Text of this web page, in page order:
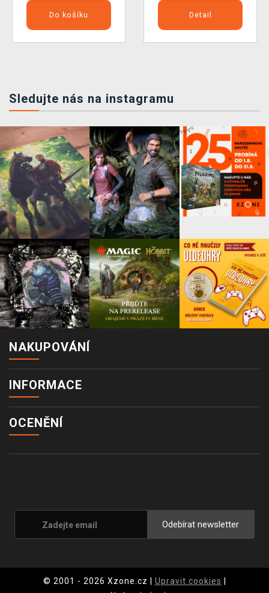
Do košíku Detail
Sledujte nás na instagramu
NAKUPOVÁNÍ
INFORMACE
OCENĚNÍ
Odebírat newsletter
© 2001 - 2026 Xzone.cz | Upravit cookies